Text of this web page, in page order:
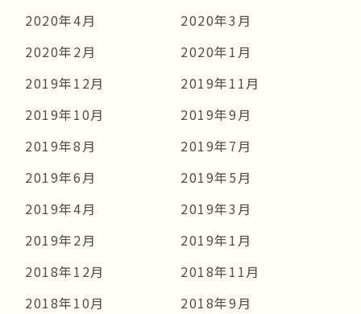
2020年4月
2020年3月
2020年2月
2020年1月
2019年12月
2019年11月
2019年10月
2019年9月
2019年8月
2019年7月
2019年6月
2019年5月
2019年4月
2019年3月
2019年2月
2019年1月
2018年12月
2018年11月
2018年10月
2018年9月